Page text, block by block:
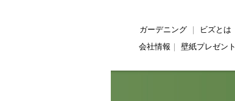
ガーデニング｜ ビズとは
会社情報
壁紙プレゼント